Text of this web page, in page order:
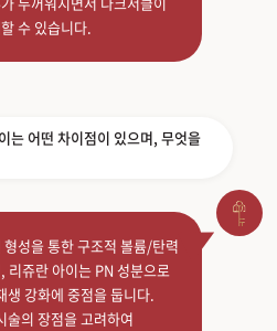
수 있습니다.
는 어떤 차이점이 있으며, 무엇을
성을 통한 구조적 볼륨/탄력
리쥬란 아이는 PN 성분으로
생 강화에 중점을 둡니다.
술의 장점을 고려하여